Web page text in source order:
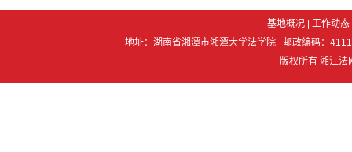
基地概况 |工作动态
地址：湖南省湘潭市湘潭大学法学院 邮政编码：
版权所有 湘江